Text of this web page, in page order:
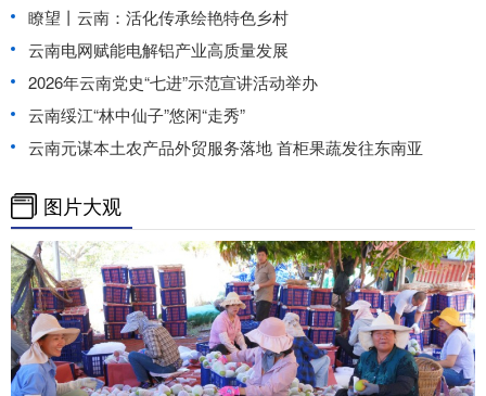
瞭望丨云南：活化传承绘艳特色乡村
云南电网赋能电解铝产业高质量发展
2026年云南党史“七进”示范宣讲活动举办
云南绥江“林中仙子”悠闲“走秀”
云南元谋本土农产品外贸服务落地 首柜果蔬发往东南亚
图片大观